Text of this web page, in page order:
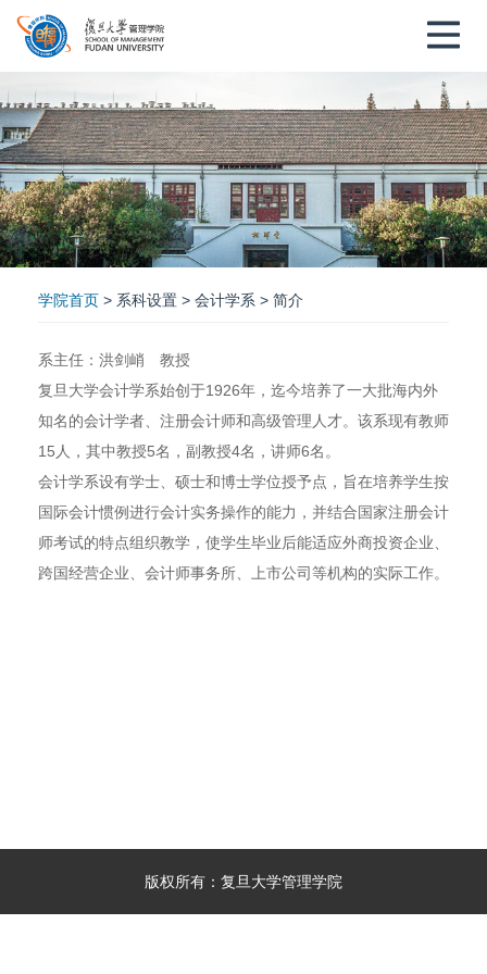
学院首页 > 系科设置 > 会计学系 > 简介
系主任：洪剑峭 教授
复旦大学会计学系始创于1926年，迄今培养了一大批海内外
知名的会计学者、注册会计师和高级管理人才。该系现有教师
15人，其中教授5名，副教授4名，讲师6名。
会计学系设有学士、硕士和博士学位授予点，旨在培养学生按
国际会计惯例进行会计实务操作的能力，并结合国家注册会计
师考试的特点组织教学，使学生毕业后能适应外商投资企业、
跨国经营企业、会计师事务所、上市公司等机构的实际工作。
版权所有：复旦大学管理学院